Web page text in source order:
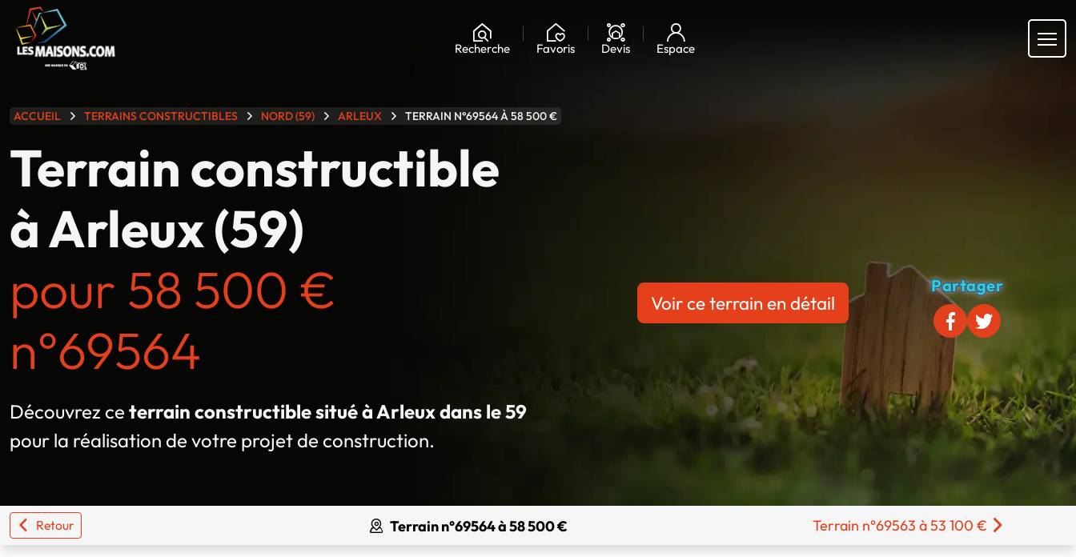
Recherche
Chargement...
Favoris Devis Espace
gamme
ACCUEIL TERRAINS CONSTRUCTIBLES NORD (59) ARLEUX TERRAIN N°69564 À 58 500 €
Terrain constructible
à Arleux (59)
pour 58 500 €
n°69564
Découvrez ce terrain constructible situé à Arleux dans le 59
pour la réalisation de votre projet de construction.
Voir ce terrain en détail
Partager
Retour Terrain n°69564 à 58 500 € Terrain n°69563 à 53 100 €